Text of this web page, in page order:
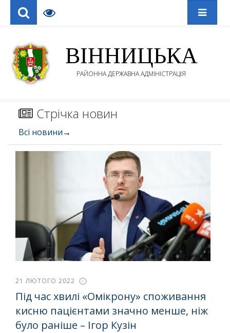
ВІННИЦЬКА
РАЙОННА ДЕРЖАВНА АДМІНІСТРАЦІЯ
Стрічка новин
Всі новини→
21 ЛЮТОГО 2022
Під час хвилі «Омікрону» споживання
кисню пацієнтами значно менше, ніж
було раніше – Ігор Кузін